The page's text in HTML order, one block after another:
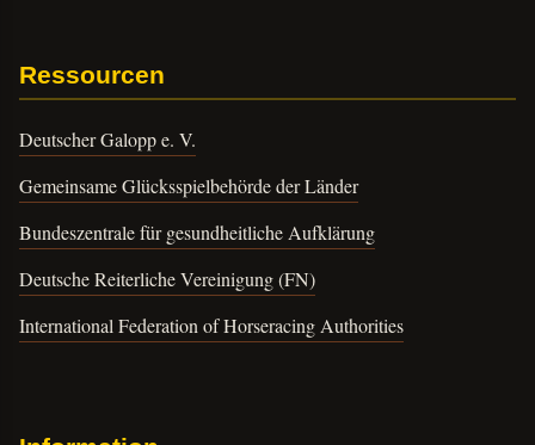
Ressourcen
Deutscher Galopp e. V.
Gemeinsame Glücksspielbehörde der Länder
Bundeszentrale für gesundheitliche Aufklärung
Deutsche Reiterliche Vereinigung (FN)
International Federation of Horseracing Authorities